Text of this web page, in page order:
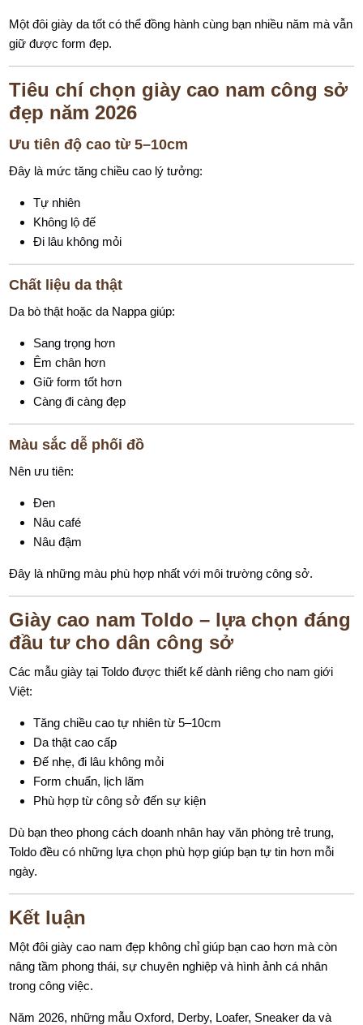
Một đôi giày da tốt có thể đồng hành cùng bạn nhiều năm mà vẫn
giữ được form đẹp.
Tiêu chí chọn giày cao nam công sở
đẹp năm 2026
Ưu tiên độ cao từ 5–10cm
Đây là mức tăng chiều cao lý tưởng:
Tự nhiên
Không lộ đế
Đi lâu không mỏi
Chất liệu da thật
Da bò thật hoặc da Nappa giúp:
Sang trọng hơn
Êm chân hơn
Giữ form tốt hơn
Càng đi càng đẹp
Màu sắc dễ phối đồ
Nên ưu tiên:
Đen
Nâu café
Nâu đậm
Đây là những màu phù hợp nhất với môi trường công sở.
Giày cao nam Toldo – lựa chọn đáng
đầu tư cho dân công sở
Các mẫu giày tại Toldo được thiết kế dành riêng cho nam giới
Việt:
Tăng chiều cao tự nhiên từ 5–10cm
Da thật cao cấp
Đế nhẹ, đi lâu không mỏi
Form chuẩn, lịch lãm
Phù hợp từ công sở đến sự kiện
Dù bạn theo phong cách doanh nhân hay văn phòng trẻ trung,
Toldo đều có những lựa chọn phù hợp giúp bạn tự tin hơn mỗi
ngày.
Kết luận
Một đôi giày cao nam đẹp không chỉ giúp bạn cao hơn mà còn
nâng tầm phong thái, sự chuyên nghiệp và hình ảnh cá nhân
trong công việc.
Năm 2026, những mẫu Oxford, Derby, Loafer, Sneaker da và